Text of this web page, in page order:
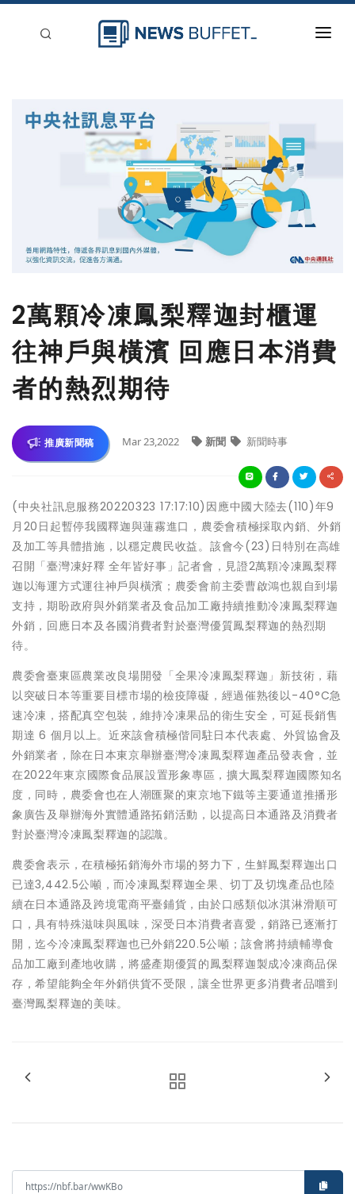
2萬顆冷凍鳳梨釋迦封櫃運
往神戶與橫濱 回應日本消費
者的熱烈期待
推廣新聞稿 Mar 23,2022 新聞 新聞時事
(中央社訊息服務20220323 17:17:10)因應中國大陸去(110)年9
月20日起暫停我國釋迦與蓮霧進口，農委會積極採取內銷、外銷
及加工等具體措施，以穩定農民收益。該會今(23)日特別在高雄
召開「臺灣凍好釋 全年皆好事」記者會，見證2萬顆冷凍鳳梨釋
迦以海運方式運往神戶與橫濱；農委會前主委曹啟鴻也親自到場
支持，期盼政府與外銷業者及食品加工廠持續推動冷凍鳳梨釋迦
外銷，回應日本及各國消費者對於臺灣優質鳳梨釋迦的熱烈期
待。
農委會臺東區農業改良場開發「全果冷凍鳳梨釋迦」新技術，藉
以突破日本等重要目標市場的檢疫障礙，經過催熟後以-40°C急
速冷凍，搭配真空包裝，維持冷凍果品的衛生安全，可延長銷售
期達 6 個月以上。近來該會積極偕同駐日本代表處、外貿協會及
外銷業者，除在日本東京舉辦臺灣冷凍鳳梨釋迦產品發表會，並
在2022年東京國際食品展設置形象專區，擴大鳳梨釋迦國際知名
度，同時，農委會也在人潮匯聚的東京地下鐵等主要通道推播形
象廣告及舉辦海外實體通路拓銷活動，以提高日本通路及消費者
對於臺灣冷凍鳳梨釋迦的認識。
農委會表示，在積極拓銷海外市場的努力下，生鮮鳳梨釋迦出口
已達3,442.5公噸，而冷凍鳳梨釋迦全果、切丁及切塊產品也陸
續在日本通路及跨境電商平臺鋪貨，由於口感類似冰淇淋滑順可
口，具有特殊滋味與風味，深受日本消費者喜愛，銷路已逐漸打
開，迄今冷凍鳳梨釋迦也已外銷220.5公噸；該會將持續輔導食
品加工廠到產地收購，將盛產期優質的鳳梨釋迦製成冷凍商品保
存，希望能夠全年外銷供貨不受限，讓全世界更多消費者品嚐到
臺灣鳳梨釋迦的美味。